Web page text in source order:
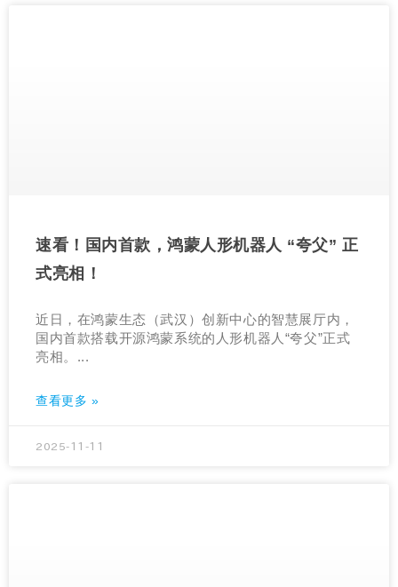
速看！国内首款，鸿蒙人形机器人 “夸父” 正
式亮相！
近日，在鸿蒙生态（武汉）创新中心的智慧展厅内，
国内首款搭载开源鸿蒙系统的人形机器人“夸父”正式
亮相。...
查看更多 »
2025-11-11